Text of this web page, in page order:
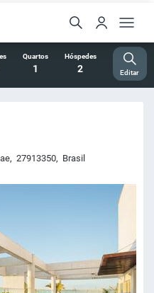
Quartos
1
Hóspedes
2 Editar
, 27913350, Brasil